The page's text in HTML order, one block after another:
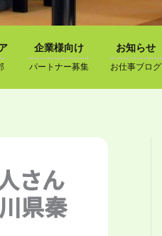
企業様向け
パートナー募集
お知らせ
お仕事ブログ
さん
県秦